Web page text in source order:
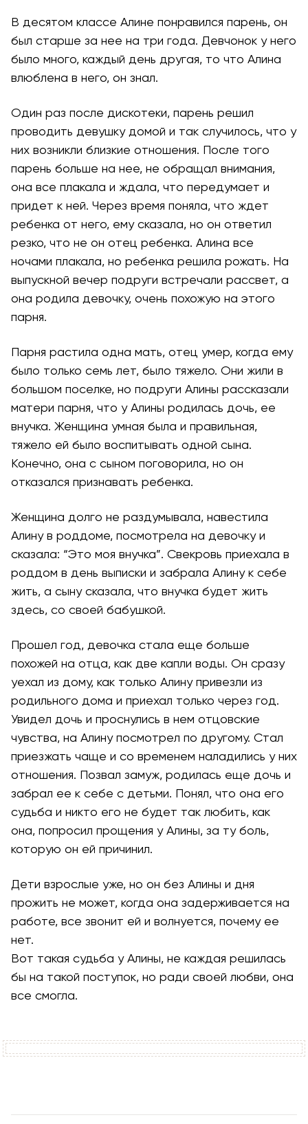
В десятом классе Алине понравился парень, он
был старше за нее на три года. Девчонок у него
было много, каждый день другая, то что Алина
влюблена в него, он знал.
Один раз после дискотеки, парень решил
проводить девушку домой и так случилось, что у
них возникли близкие отношения. После того
парень больше на нее, не обращал внимания,
она все плакала и ждала, что передумает и
придет к ней. Через время поняла, что ждет
ребенка от него, ему сказала, но он ответил
резко, что не он отец ребенка. Алина все
ночами плакала, но ребенка решила рожать. На
выпускной вечер подруги встречали рассвет, а
она родила девочку, очень похожую на этого
парня.
Парня растила одна мать, отец умер, когда ему
было только семь лет, было тяжело. Они жили в
большом поселке, но подруги Алины рассказали
матери парня, что у Алины родилась дочь, ее
внучка. Женщина умная была и правильная,
тяжело ей было воспитывать одной сына.
Конечно, она с сыном поговорила, но он
отказался признавать ребенка.
Женщина долго не раздумывала, навестила
Алину в роддоме, посмотрела на девочку и
сказала: “Это моя внучка”. Свекровь приехала в
роддом в день выписки и забрала Алину к себе
жить, а сыну сказала, что внучка будет жить
здесь, со своей бабушкой.
Прошел год, девочка стала еще больше
похожей на отца, как две капли воды. Он сразу
уехал из дому, как только Алину привезли из
родильного дома и приехал только через год.
Увидел дочь и проснулись в нем отцовские
чувства, на Алину посмотрел по другому. Стал
приезжать чаще и со временем наладились у них
отношения. Позвал замуж, родилась еще дочь и
забрал ее к себе с детьми. Понял, что она его
судьба и никто его не будет так любить, как
она, попросил прощения у Алины, за ту боль,
которую он ей причинил.
Дети взрослые уже, но он без Алины и дня
прожить не может, когда она задерживается на
работе, все звонит ей и волнуется, почему ее
нет.
Вот такая судьба у Алины, не каждая решилась
бы на такой поступок, но ради своей любви, она
все смогла.